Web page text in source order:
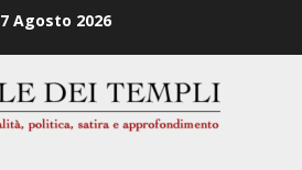
7 Agosto 2026